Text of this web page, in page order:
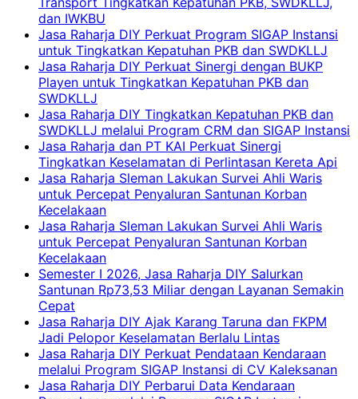
dan IWKBU
Jasa Raharja DIY Perkuat Program SIGAP Instansi
untuk Tingkatkan Kepatuhan PKB dan SWDKLLJ
Jasa Raharja DIY Perkuat Sinergi dengan BUKP
Playen untuk Tingkatkan Kepatuhan PKB dan
SWDKLLJ
Jasa Raharja DIY Tingkatkan Kepatuhan PKB dan
SWDKLLJ melalui Program CRM dan SIGAP Instansi
Jasa Raharja dan PT KAI Perkuat Sinergi
Tingkatkan Keselamatan di Perlintasan Kereta Api
Jasa Raharja Sleman Lakukan Survei Ahli Waris
untuk Percepat Penyaluran Santunan Korban
Kecelakaan
Jasa Raharja Sleman Lakukan Survei Ahli Waris
untuk Percepat Penyaluran Santunan Korban
Kecelakaan
Semester I 2026, Jasa Raharja DIY Salurkan
Santunan Rp73,53 Miliar dengan Layanan Semakin
Cepat
Jasa Raharja DIY Ajak Karang Taruna dan FKPM
Jadi Pelopor Keselamatan Berlalu Lintas
Jasa Raharja DIY Perkuat Pendataan Kendaraan
melalui Program SIGAP Instansi di CV Kaleksanan
Jasa Raharja DIY Perbarui Data Kendaraan